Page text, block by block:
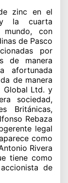
zinc en el
la cuarta
con
de Pasco
por
de manera
afortunada
de manera
Global Ltd. y
sociedad,
Británicas,
Rebaza
legal
como
Rivera
tiene como
de